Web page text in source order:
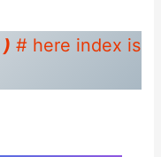
# here index is